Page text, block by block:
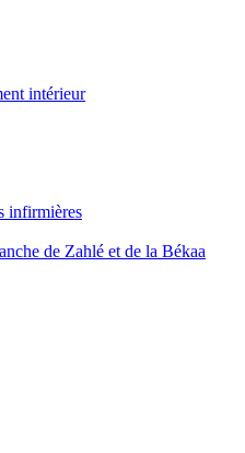
intérieur
infirmières
de Zahlé et de la Békaa